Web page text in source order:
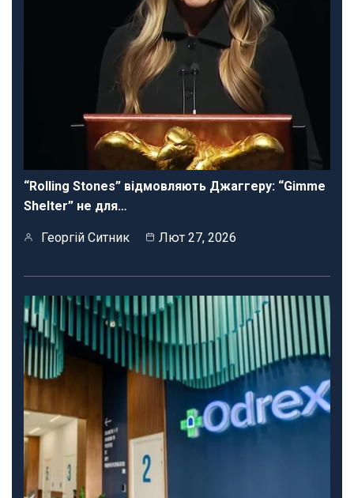
“Rolling Stones” відмовляють Джаггеру: “Gimme
Shelter” не для…
Георгій Ситник Лют 27, 2026